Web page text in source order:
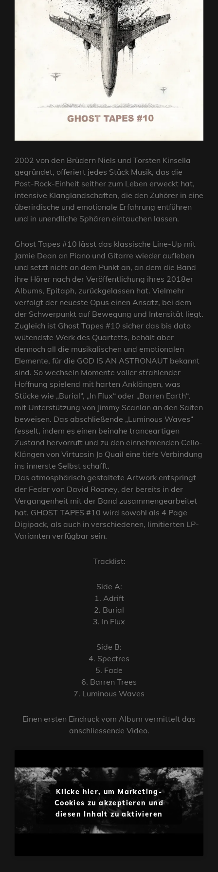
2002 von den Brüdern Niels und Torsten Kinsella
gegründet, offeriert jedes Stück Musik, das die
Post-Rock-Einheit seither zum Leben erweckt hat,
intensive Klanglandschaften, die den Zuhörer in eine
überirdische und emotionale Erfahrung entführen
und in unendliche Sphären eintauchen lassen.
Ghost Tapes #10 lässt das klassische Line-Up mit
Jamie Dean an Piano und Gitarre wieder aufleben
und setzt nicht an dem Punkt an, an dem die Band
ihre Hörer nach der Veröffentlichung ihres 2018er
Albums, Epitaph, zurückgelassen hat. Vielmehr
verfolgt der neueste Opus einen Ansatz, bei dem
der Schwerpunkt auf Bewegung und Intensität liegt.
Zugleich ist Ghost Tapes #10 sicher das bis dato
wütendste Werk des Quartetts, behält aber
dennoch all die musikalischen und emotionalen
Elemente, für die GOD IS AN ASTRONAUT bekannt
sind. So wechseln Momente voller strahlender
Hoffnung spielend mit harten Anklängen, was
Stücke wie „Burial“, „In Flux“ oder „Barren Earth“,
mit Unterstützung von Jimmy Scanlan an den Saiten
beweisen. Das abschließende „Luminous Waves“
fesselt, indem es einen beinahe tranceartigen
Zustand hervorruft und zu den einnehmenden Cello-
Klängen von Virtuosin Jo Quail eine tiefe Verbindung
ins innerste Selbst schafft.
Das atmosphärisch gestaltete Artwork entspringt
der Feder von David Rooney, der bereits in der
Vergangenheit mit der Band zusammengearbeitet
hat. GHOST TAPES #10 wird sowohl als 4 Page
Digipack, als auch in verschiedenen, limitierten LP-
Varianten verfügbar sein.
Tracklist:
Side A:
1. Adrift
2. Burial
3. In Flux
Side B:
4. Spectres
5. Fade
6. Barren Trees
7. Luminous Waves
Einen ersten Eindruck vom Album vermittelt das
anschliessende Video.
Klicke hier, um Marketing-
Cookies zu akzeptieren und
diesen Inhalt zu aktivieren